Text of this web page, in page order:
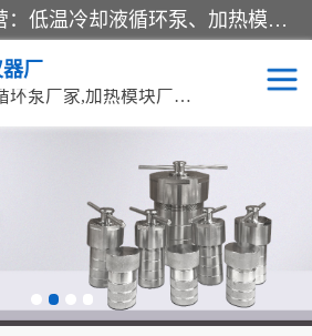
郑州杜甫仪器厂主营：低温冷却液循环泵、加热模块、水热合成反应釜、水油浴锅、旋转蒸发器、循环水真空泵等产品。郑州杜甫仪器厂在众多的教学仪器行业中依靠科技力量扬长避短、迅速发展，成为国家教委*生产教学仪器的厂家，产品具有国内良好水平，主导产品通过ISO9002质量认证。
厂
低温冷却液循环泵厂家,加热模块厂家,水热合成反应釜厂家,水油浴锅厂家,旋转蒸发器厂家
水热合成反应釜厂家
家 加热模块厂家
气流烘干器